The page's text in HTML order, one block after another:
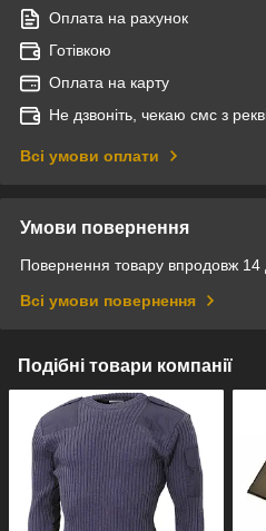
Оплата на рахунок
Готівкою
Оплата на карту
Не дзвоніть, чекаю смс з
Всі умови оплати
Умови повернення
Повернення товару впродовж 14
Всі умови повернення
Подібні товари компанії